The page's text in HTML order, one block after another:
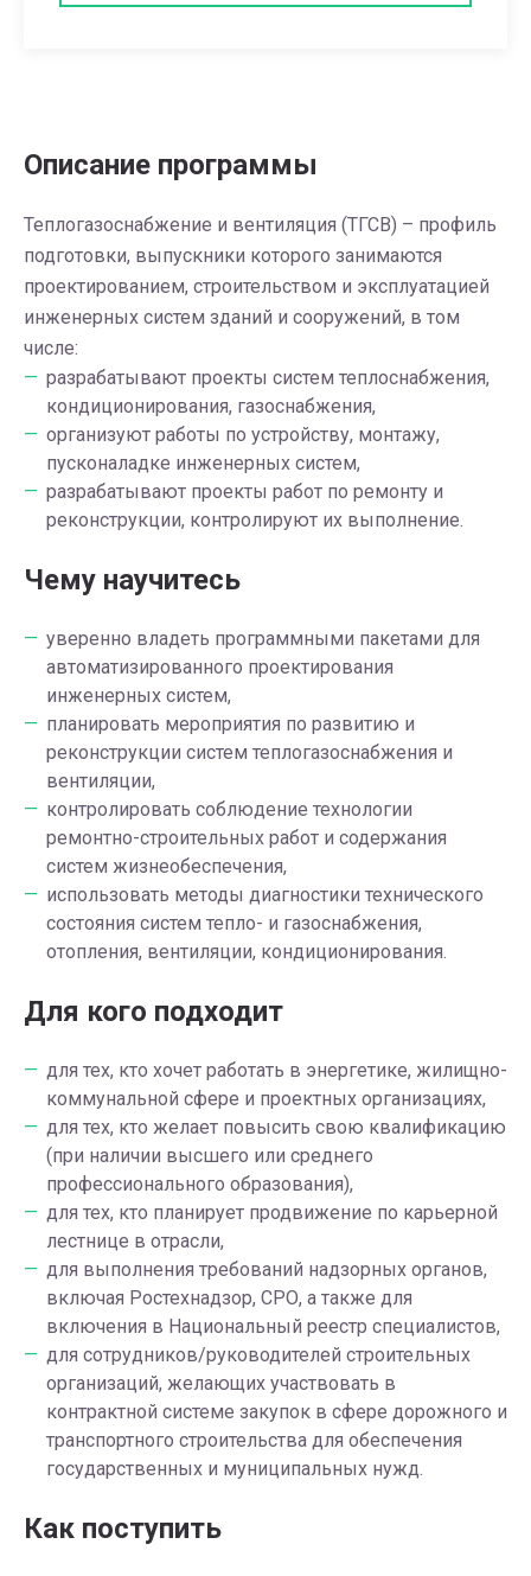
Описание программы
Теплогазоснабжение и вентиляция (ТГСВ) – про­филь
под­го­тов­ки, выпускники которого занимаются
проектированием, строительством и эксплуатацией
инженерных систем зданий и сооружений, в том
числе:
разрабатывают проекты систем теплоснабжения,
кондиционирования, газоснабжения,
организуют работы по устройству, монтажу,
пусконаладке инженерных систем,
разрабатывают проекты работ по ремонту и
реконструкции, контролируют их выполнение.
Чему научитесь
уверенно владеть программными пакетами для
автоматизированного проектирования
инженерных систем,
планировать мероприятия по развитию и
реконструкции систем теплогазоснабжения и
вентиляции,
контролировать соблюдение технологии
ремонтно-строительных работ и содержания
систем жизнеобеспечения,
использовать методы диагностики технического
состояния систем тепло- и газоснабжения,
отопления, вентиляции, кондиционирования.
Для кого подходит
для тех, кто хочет работать в энергетике, жилищно-
коммунальной сфере и проектных организациях,
для тех, кто желает повысить свою квалификацию
(при наличии высшего или среднего
профессионального образования),
для тех, кто планирует продвижение по карьерной
лестнице в отрасли,
для выполнения требований надзорных органов,
включая Ростехнадзор, СРО, а также для
включения в Национальный реестр специалистов,
для сотрудников/руководителей строительных
организаций, желающих участвовать в
контрактной системе закупок в сфере дорожного и
транспортного строительства для обеспечения
государственных и муниципальных нужд.
Как поступить